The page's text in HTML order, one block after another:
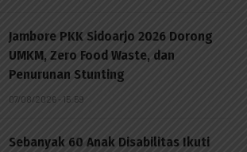
Jambore PKK Sidoarjo 2026 Dorong
UMKM, Zero Food Waste, dan
Penurunan Stunting
07/08/2026 - 15:59
Sebanyak 60 Anak Disabilitas Ikuti